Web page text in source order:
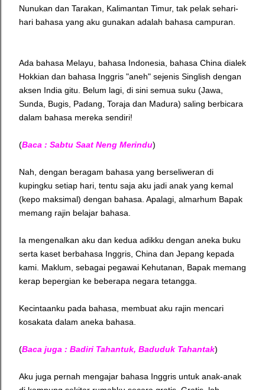
Nunukan dan Tarakan, Kalimantan Timur, tak pelak sehari-
hari bahasa yang aku gunakan adalah bahasa campuran.
Ada bahasa Melayu, bahasa Indonesia, bahasa China dialek
Hokkian dan bahasa Inggris "aneh" sejenis Singlish dengan
aksen India gitu. Belum lagi, di sini semua suku (Jawa,
Sunda, Bugis, Padang, Toraja dan Madura) saling berbicara
dalam bahasa mereka sendiri!
(Baca : Sabtu Saat Neng Merindu)
Nah, dengan beragam bahasa yang berseliweran di
kupingku setiap hari, tentu saja aku jadi anak yang kemal
(kepo maksimal) dengan bahasa. Apalagi, almarhum Bapak
memang rajin belajar bahasa.
Ia mengenalkan aku dan kedua adikku dengan aneka buku
serta kaset berbahasa Inggris, China dan Jepang kepada
kami. Maklum, sebagai pegawai Kehutanan, Bapak memang
kerap bepergian ke beberapa negara tetangga.
Kecintaanku pada bahasa, membuat aku rajin mencari
kosakata dalam aneka bahasa.
(Baca juga : Badiri Tahantuk, Baduduk Tahantak)
Aku juga pernah mengajar bahasa Inggris untuk anak-anak